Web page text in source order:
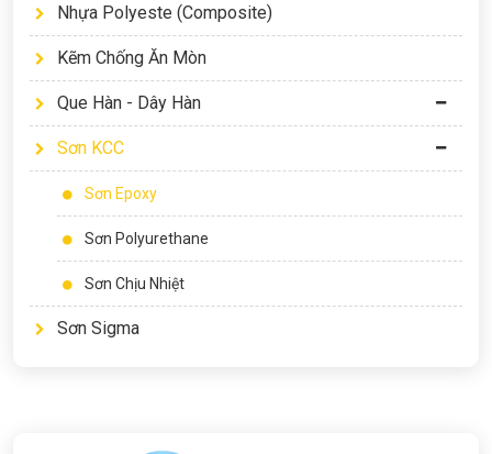
Nhựa Polyeste (Composite)
Kẽm Chống Ăn Mòn
Que Hàn - Dây Hàn
Sơn KCC
Sơn Epoxy
Sơn Polyurethane
Sơn Chịu Nhiệt
Sơn Sigma